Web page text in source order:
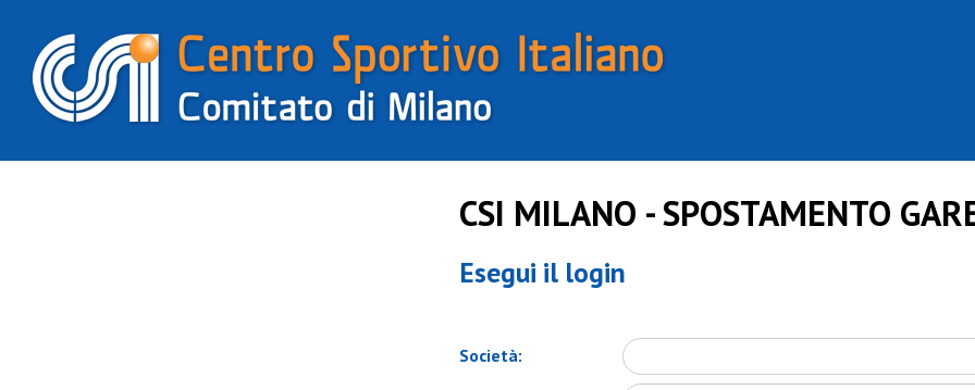
CSI MILANO - SPOSTAMENTO
Esegui il login
Società: